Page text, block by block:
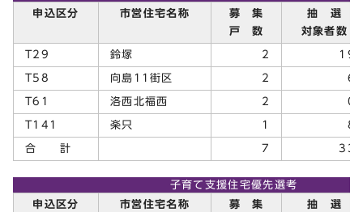
申込区分
市営住宅名称
募 集
戸 数
抽 選
対象者数
T29 鈴塚 2 19
T58 向島11街区 2 6
T61 洛西北福西 2 0
T141 楽只 1 8
合 計 7 33
子育て支援住宅優先選考
申込区分
市営住宅名称
募 集
抽 選